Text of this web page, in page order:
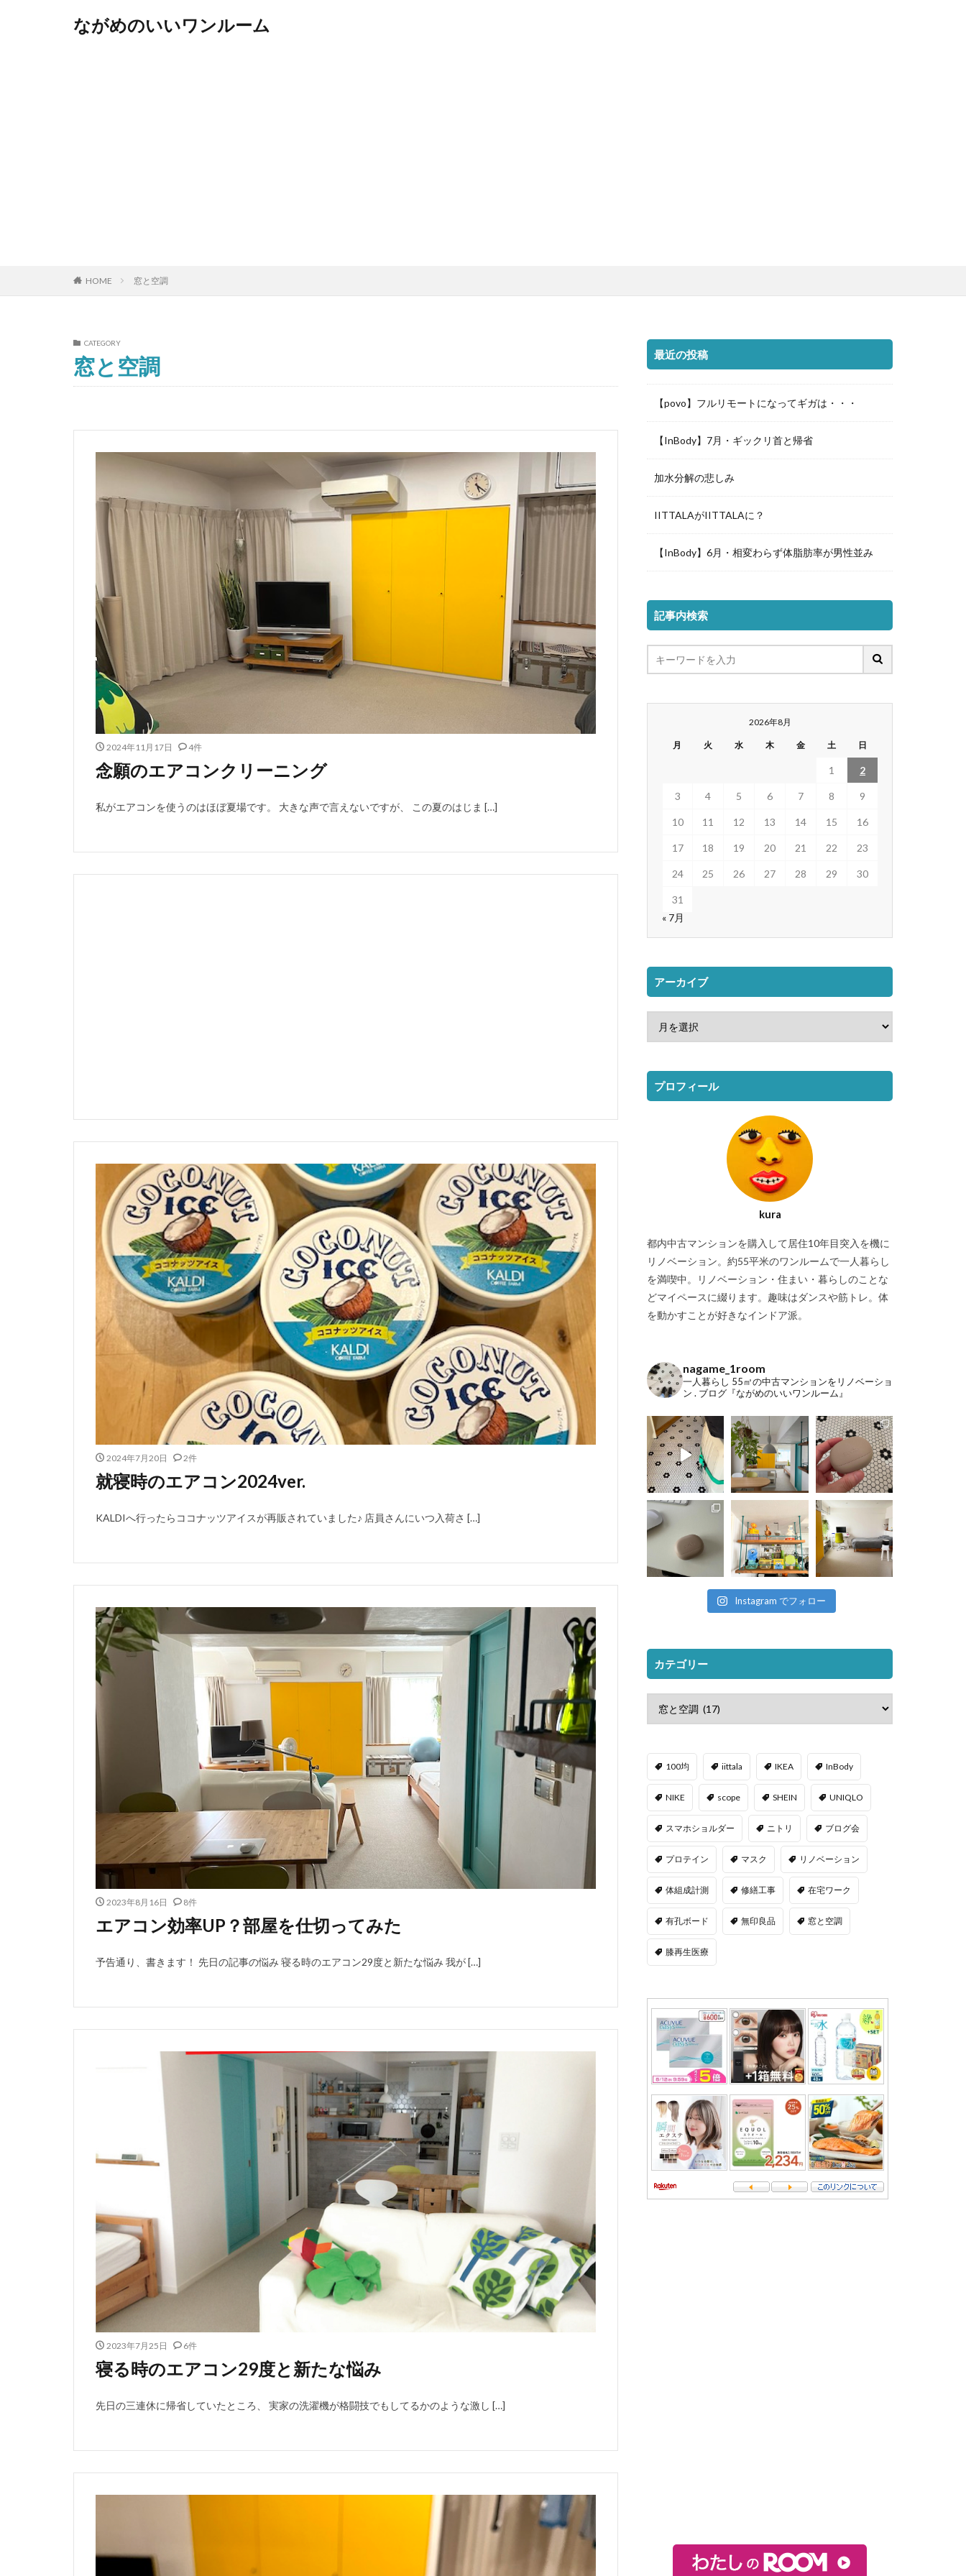
ながめのいいワンルーム
HOME 窓と空調
CATEGORY
窓と空調
2024年11月17日 4件
念願のエアコンクリーニング
私がエアコンを使うのはほぼ夏場です。 大きな声で言えないですが、 この夏のはじま […]
2024年7月20日 2件
就寝時のエアコン2024ver.
KALDIへ行ったらココナッツアイスが再販されていました♪ 店員さんにいつ入荷さ […]
2023年8月16日 8件
エアコン効率UP？部屋を仕切ってみた
予告通り、書きます！ 先日の記事の悩み 寝る時のエアコン29度と新たな悩み 我が […]
2023年7月25日 6件
寝る時のエアコン29度と新たな悩み
先日の三連休に帰省していたところ、 実家の洗濯機が格闘技でもしてるかのような激し […]
最近の投稿
【povo】フルリモートになってギガは・・・
【InBody】7月・ギックリ首と帰省
加水分解の悲しみ
IITTALAがIITTALAに？
【InBody】6月・相変わらず体脂肪率が男性並み
記事内検索
2026年8月
月 火 水 木 金 土 日
1 2
3 4 5 6 7 8 9
10 11 12 13 14 15 16
17 18 19 20 21 22 23
24 25 26 27 28 29 30
31
« 7月
アーカイブ
プロフィール
kura
都内中古マンションを購入して居住10年目突入を機に
リノベーション。約55平米のワンルームで一人暮らし
を満喫中。リノベーション・住まい・暮らしのことな
どマイペースに綴ります。趣味はダンスや筋トレ。体
を動かすことが好きなインドア派。
nagame_1room
一人暮らし 55㎡の中古マンションをリノベーショ
ン . ブログ『ながめのいいワンルーム』
Instagram でフォロー
カテゴリー
100均 iittala IKEA InBody
NIKE scope SHEIN UNIQLO
スマホショルダー ニトリ ブログ会
プロテイン マスク リノベーション
体組成計測 修繕工事 在宅ワーク
有孔ボード 無印良品 窓と空調
膝再生医療